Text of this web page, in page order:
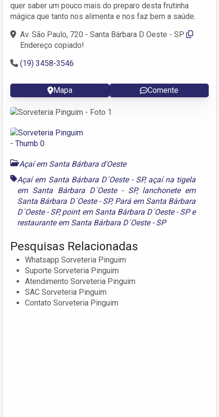
quer saber um pouco mais do preparo desta frutinha
mágica que tanto nos alimenta e nos faz bem a saúde.
Av. São Paulo, 720 - Santa Bárbara D Oeste - SP
Endereço copiado!
(19) 3458-3546
Mapa Comente
Açaí em Santa Bárbara d'Oeste
Açaí em Santa Bárbara D´Oeste - SP, açaí na tigela
em Santa Bárbara D´Oeste - SP, lanchonete em
Santa Bárbara D´Oeste - SP, Pará em Santa Bárbara
D´Oeste - SP,point em Santa Bárbara D´Oeste - SPe
restaurante em Santa Bárbara D´Oeste - SP
Pesquisas Relacionadas
Whatsapp Sorveteria Pinguim
Suporte Sorveteria Pinguim
Atendimento Sorveteria Pinguim
SAC Sorveteria Pinguim
Contato Sorveteria Pinguim